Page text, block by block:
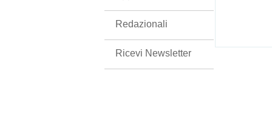
Redazionali
Ricevi Newsletter